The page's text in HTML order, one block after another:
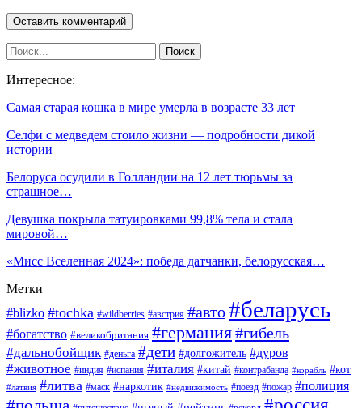
Интересное:
Самая старая кошка в мире умерла в возрасте 33 лет
Селфи с медведем стоило жизни — подробности дикой
истории
Белоруса осудили в Голландии на 12 лет тюрьмы за
страшное…
Девушка покрыла татуировками 99,8% тела и стала
мировой…
«Мисс Вселенная 2024»: победа датчанки, белорусская…
Метки
#blizko #tochka #wildberries #австрия #авто#беларусь
#богатство #великобритания #германия#гибель
#дальнобойщик #деньга #дети #долгожитель #дуров
#животное #индия #испания #италия #китай #контрабанда #корабль #кот
#латвия #литва #маск #наркотик #недвижимость #поезд #пожар #полиция